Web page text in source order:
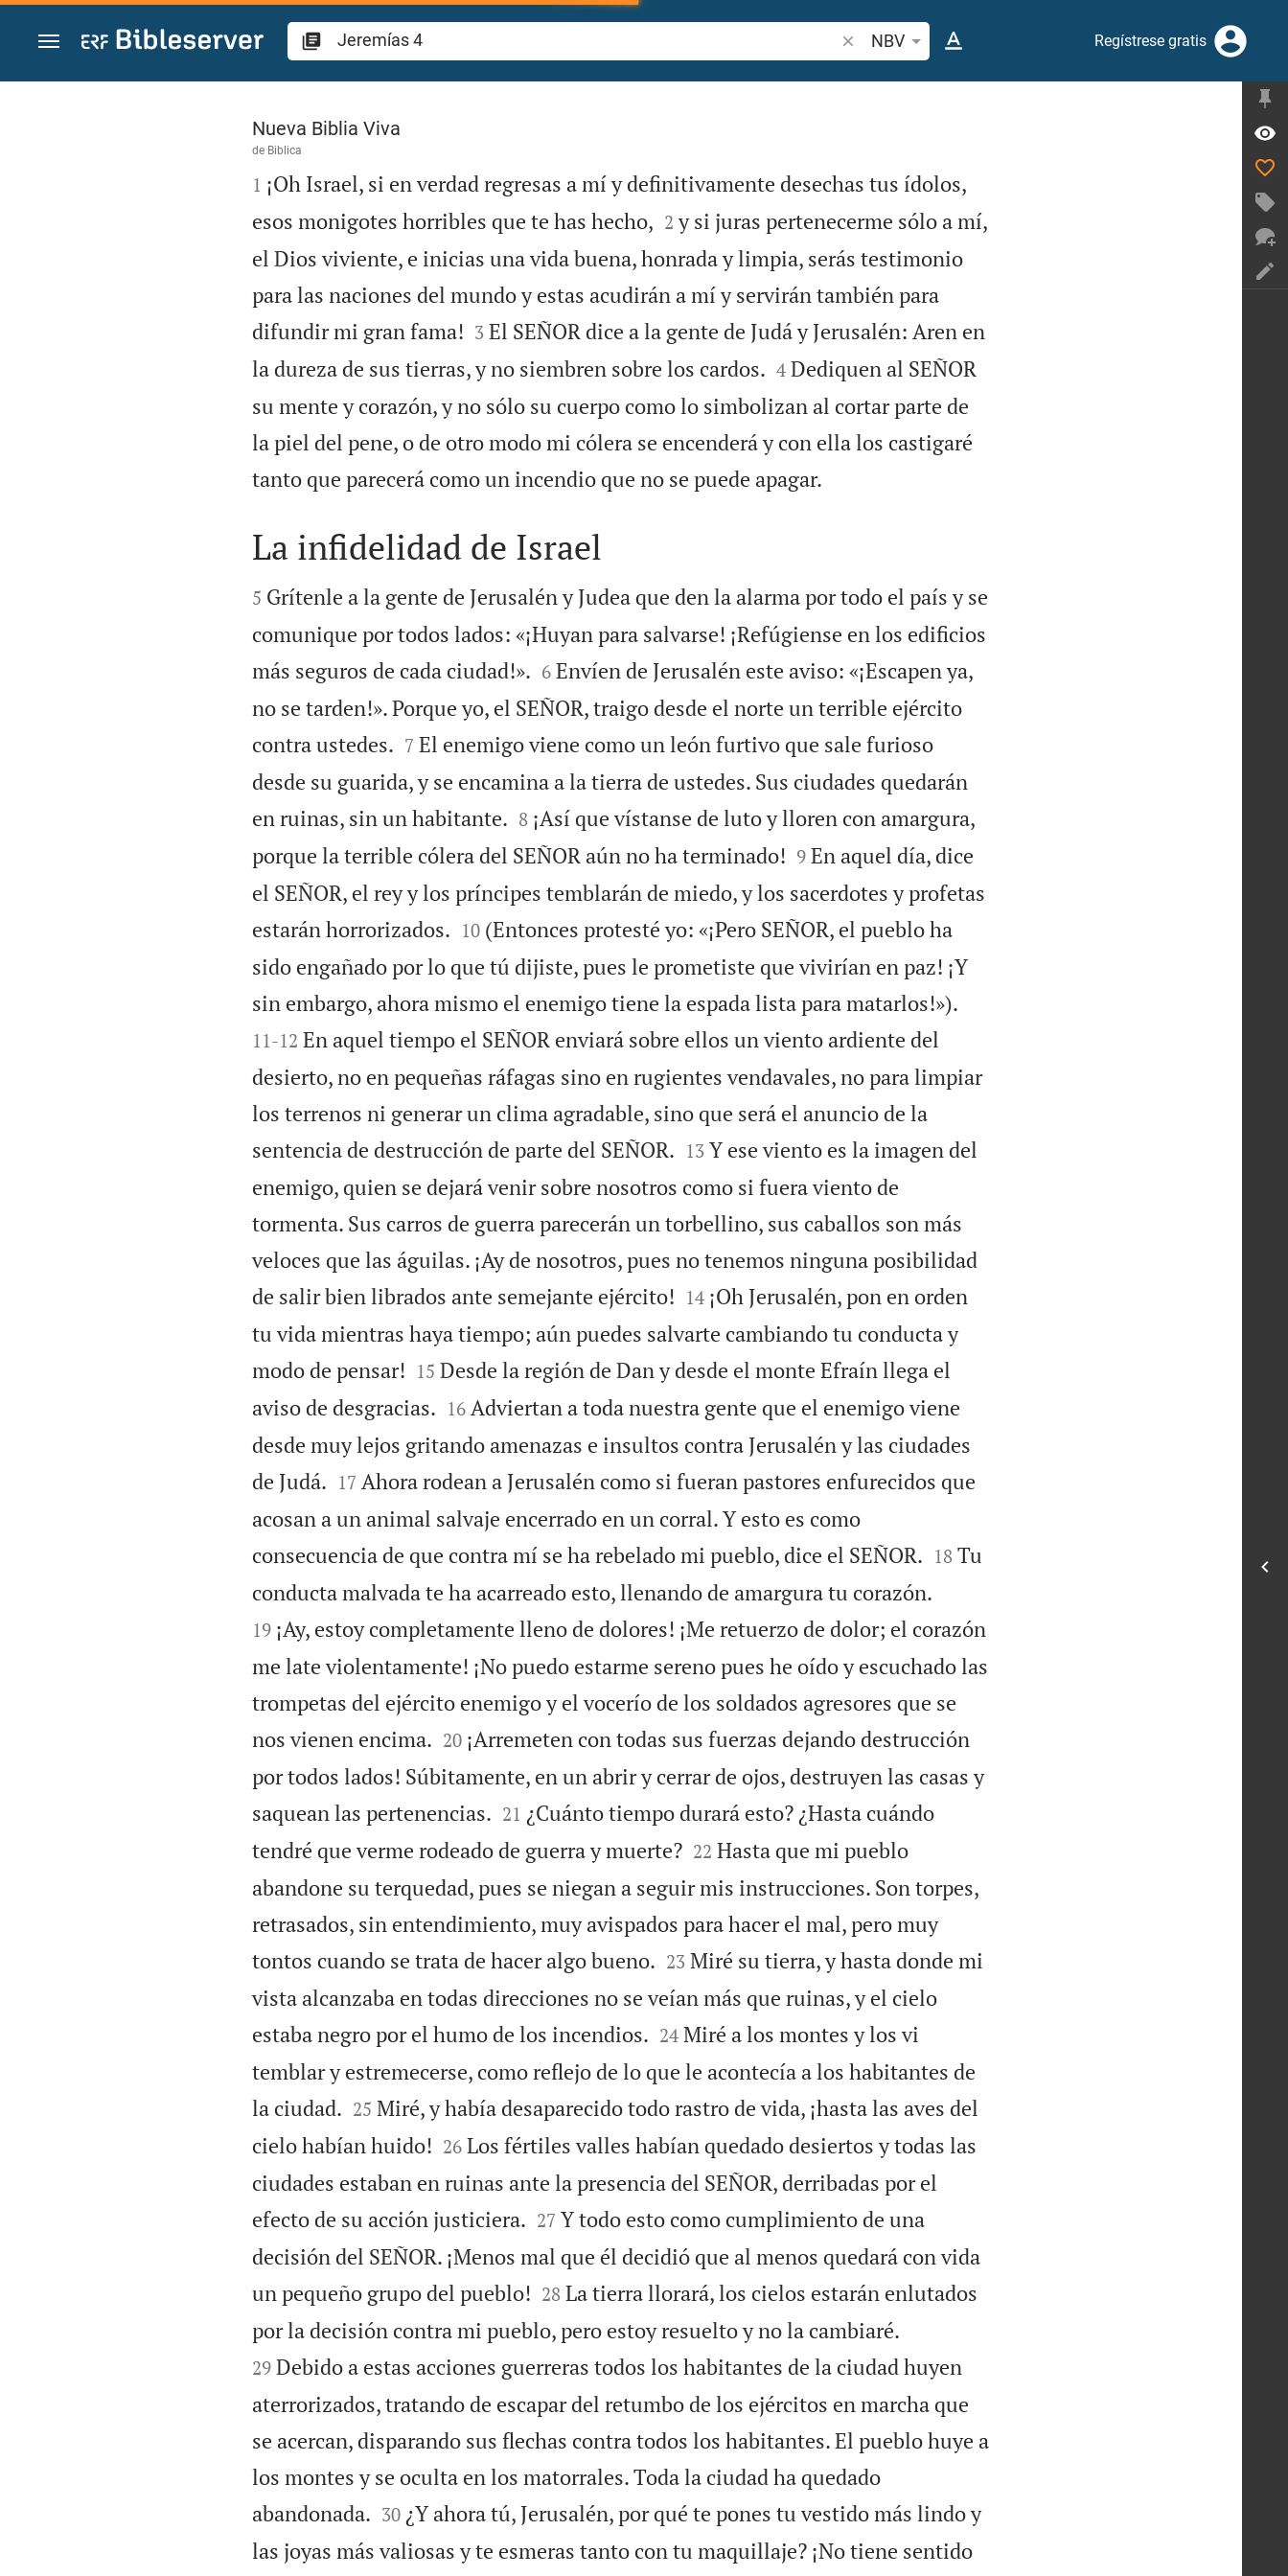
Ir a un contenido
Buscar versículo bíblico o palabra
NBV Regístrese gratis
Jeremías 4
Nueva Biblia Viva
de Biblica

1 ¡Oh Israel, si en verdad regresas a mí y definitivamente desechas tus ídolos,
esos monigotes horribles que te has hecho,
2 y si juras pertenecerme sólo a mí,
el Dios viviente, e inicias una vida buena, honrada y limpia, serás testimonio
para las naciones del mundo y estas acudirán a mí y servirán también para
difundir mi gran fama!
3 El SEÑOR dice a la gente de Judá y Jerusalén: Aren en
la dureza de sus tierras, y no siembren sobre los cardos.
4 Dediquen al SEÑOR
su mente y corazón, y no sólo su cuerpo como lo simbolizan al cortar parte de
la piel del pene, o de otro modo mi cólera se encenderá y con ella los castigaré
tanto que parecerá como un incendio que no se puede apagar.

La infidelidad de Israel

5 Grítenle a la gente de Jerusalén y Judea que den la alarma por todo el país y se
comunique por todos lados: «¡Huyan para salvarse! ¡Refúgiense en los edificios
más seguros de cada ciudad!».
6 Envíen de Jerusalén este aviso: «¡Escapen ya,
no se tarden!». Porque yo, el SEÑOR, traigo desde el norte un terrible ejército
contra ustedes.
7 El enemigo viene como un león furtivo que sale furioso
desde su guarida, y se encamina a la tierra de ustedes. Sus ciudades quedarán
en ruinas, sin un habitante.
8 ¡Así que vístanse de luto y lloren con amargura,
porque la terrible cólera del SEÑOR aún no ha terminado!
9 En aquel día, dice
el SEÑOR, el rey y los príncipes temblarán de miedo, y los sacerdotes y profetas
estarán horrorizados.
10 (Entonces protesté yo: «¡Pero SEÑOR, el pueblo ha
sido engañado por lo que tú dijiste, pues le prometiste que vivirían en paz! ¡Y
sin embargo, ahora mismo el enemigo tiene la espada lista para matarlos!»).
11-12 En aquel tiempo el SEÑOR enviará sobre ellos un viento ardiente del
desierto, no en pequeñas ráfagas sino en rugientes vendavales, no para limpiar
los terrenos ni generar un clima agradable, sino que será el anuncio de la
sentencia de destrucción de parte del SEÑOR.
13 Y ese viento es la imagen del
enemigo, quien se dejará venir sobre nosotros como si fuera viento de
tormenta. Sus carros de guerra parecerán un torbellino, sus caballos son más
veloces que las águilas. ¡Ay de nosotros, pues no tenemos ninguna posibilidad
de salir bien librados ante semejante ejército!
14 ¡Oh Jerusalén, pon en orden
tu vida mientras haya tiempo; aún puedes salvarte cambiando tu conducta y
modo de pensar!
15 Desde la región de Dan y desde el monte Efraín llega el
aviso de desgracias.
16 Adviertan a toda nuestra gente que el enemigo viene
desde muy lejos gritando amenazas e insultos contra Jerusalén y las ciudades
de Judá.
17 Ahora rodean a Jerusalén como si fueran pastores enfurecidos que
acosan a un animal salvaje encerrado en un corral. Y esto es como
consecuencia de que contra mí se ha rebelado mi pueblo, dice el SEÑOR.
18 Tu
conducta malvada te ha acarreado esto, llenando de amargura tu corazón.
19 ¡Ay, estoy completamente lleno de dolores! ¡Me retuerzo de dolor; el corazón
me late violentamente! ¡No puedo estarme sereno pues he oído y escuchado las
trompetas del ejército enemigo y el vocerío de los soldados agresores que se
nos vienen encima.
20 ¡Arremeten con todas sus fuerzas dejando destrucción
por todos lados! Súbitamente, en un abrir y cerrar de ojos, destruyen las casas y
saquean las pertenencias.
21 ¿Cuánto tiempo durará esto? ¿Hasta cuándo
tendré que verme rodeado de guerra y muerte?
22 Hasta que mi pueblo
abandone su terquedad, pues se niegan a seguir mis instrucciones. Son torpes,
retrasados, sin entendimiento, muy avispados para hacer el mal, pero muy
tontos cuando se trata de hacer algo bueno.
23 Miré su tierra, y hasta donde mi
vista alcanzaba en todas direcciones no se veían más que ruinas, y el cielo
estaba negro por el humo de los incendios.
24 Miré a los montes y los vi
temblar y estremecerse, como reflejo de lo que le acontecía a los habitantes de
la ciudad.
25 Miré, y había desaparecido todo rastro de vida, ¡hasta las aves del
cielo habían huido!
26 Los fértiles valles habían quedado desiertos y todas las
ciudades estaban en ruinas ante la presencia del SEÑOR, derribadas por el
efecto de su acción justiciera.
27 Y todo esto como cumplimiento de una
decisión del SEÑOR. ¡Menos mal que él decidió que al menos quedará con vida
un pequeño grupo del pueblo!
28 La tierra llorará, los cielos estarán enlutados
por la decisión contra mi pueblo, pero estoy resuelto y no la cambiaré.
29 Debido a estas acciones guerreras todos los habitantes de la ciudad huyen
aterrorizados, tratando de escapar del retumbo de los ejércitos en marcha que
se acercan, disparando sus flechas contra todos los habitantes. El pueblo huye a
los montes y se oculta en los matorrales. Toda la ciudad ha quedado
abandonada.
30 ¿Y ahora tú, Jerusalén, por qué te pones tu vestido más lindo y
las joyas más valiosas y te esmeras tanto con tu maquillaje? ¡No tiene sentido